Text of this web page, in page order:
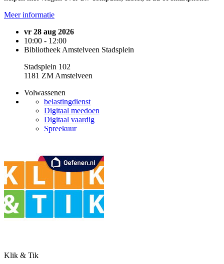
Meer informatie
vr 28 aug 2026
10:00 - 12:00
Bibliotheek Amstelveen Stadsplein
Stadsplein 102
1181 ZM Amstelveen
Volwassenen
belastingdienst
Digitaal meedoen
Digitaal vaardig
Spreekuur
Klik & Tik